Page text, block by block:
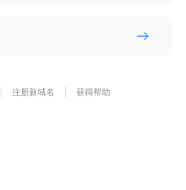
注册新域名 获得帮助